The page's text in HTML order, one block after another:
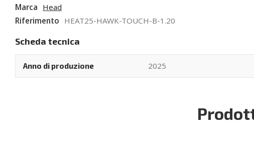
Marca Head
Riferimento HEAT25-HAWK-TOUCH-B-1.20
Scheda tecnica
Anno di produzione 2025